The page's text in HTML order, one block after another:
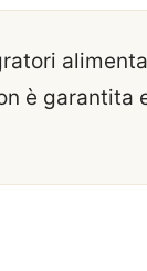
è garantita